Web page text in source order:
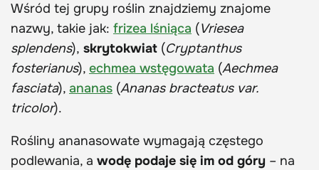
Wśród tej grupy roślin znajdziemy znajome
nazwy, takie jak: frizea lśniąca (Vriesea
splendens), skrytokwiat (Cryptanthus
fosterianus), echmea wstęgowata (Aechmea
fasciata), ananas (Ananas bracteatus var.
tricolor).
Rośliny ananasowate wymagają częstego
podlewania, a wodę podaje się im od góry – na